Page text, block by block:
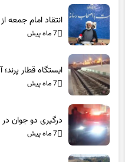
انتقاد امام جمعه
7 ماه پیش
ایستگاه قطار
7 ماه پیش
درگیری دو جوان در
7 ماه پیش